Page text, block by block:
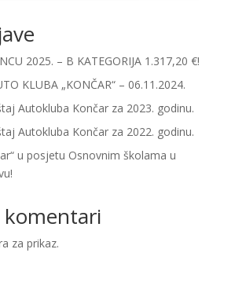
2025. – B KATEGORIJA 1.317,20 €!
KLUBA „KONČAR“ – 06.11.2024.
Autokluba Končar za 2023. godinu.
Autokluba Končar za 2022. godinu.
u posjetu Osnovnim školama u
komentari
za prikaz.